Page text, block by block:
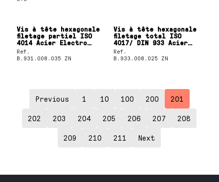
Vis à tête hexagonale
filetage partiel ISO
4014 Acier Electro
zingué 8.8 M8X35
Ref.
B.931.008.035 ZN
Vis à tête hexagonale
filetage total ISO
4017/ DIN 933 Acier
Electro zingué 8.8
M8X25
Ref.
B.933.008.025 ZN
Previous 1 10 100 200 201
202 203 204 205 206 207 208
209 210 211 Next